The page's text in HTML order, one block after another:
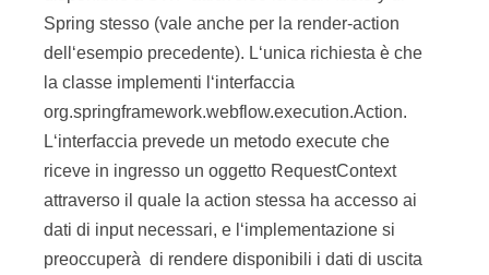
Spring stesso (vale anche per la render-action
dell‘esempio precedente). L‘unica richiesta è che
la classe implementi l‘interfaccia
org.springframework.webflow.execution.Action.
L‘interfaccia prevede un metodo execute che
riceve in ingresso un oggetto RequestContext
attraverso il quale la action stessa ha accesso ai
dati di input necessari, e l‘implementazione si
preoccuperà di rendere disponibili i dati di uscita